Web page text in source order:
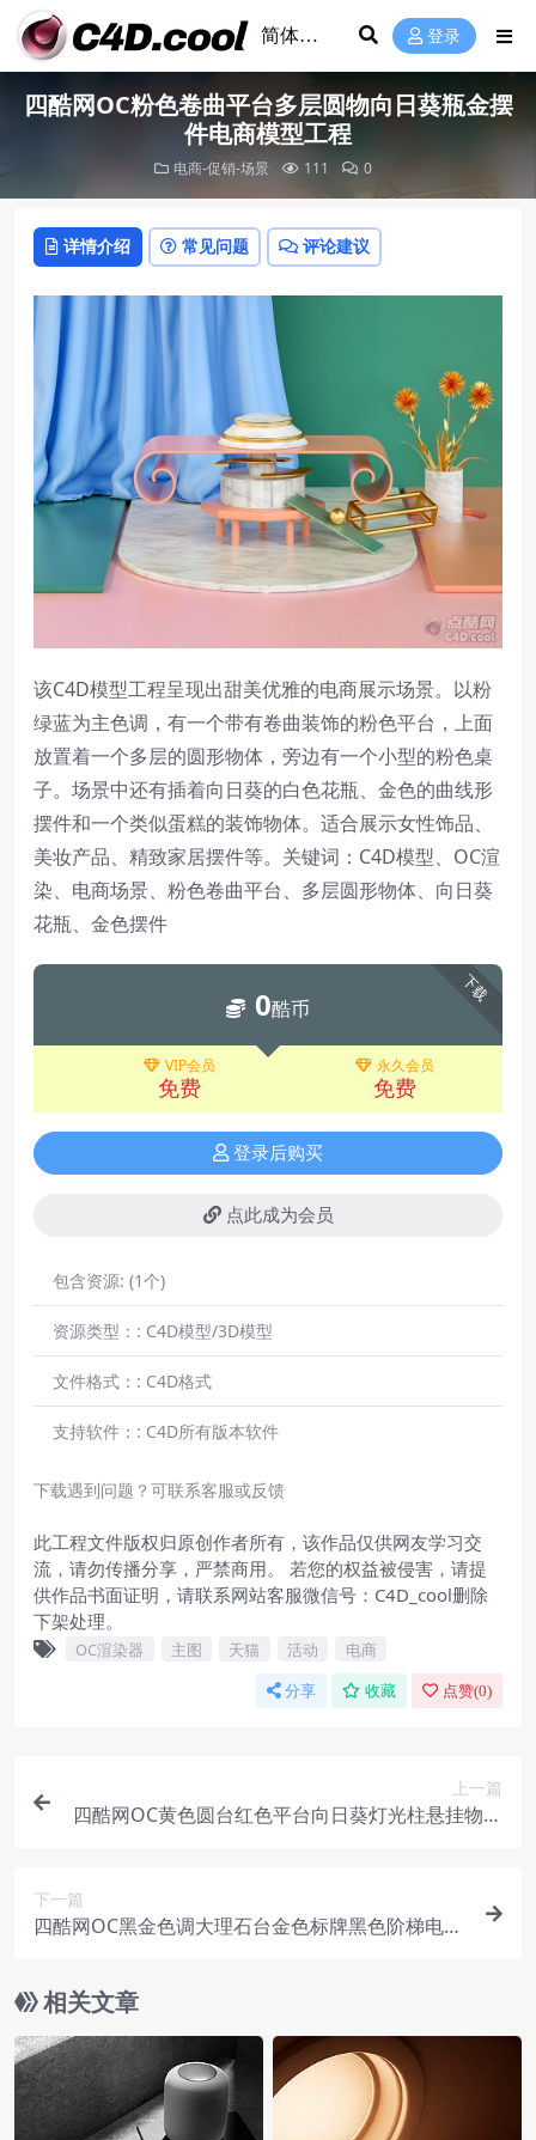
登录
四酷网OC粉色卷曲平台多层圆物向日葵瓶金摆
件电商模型工程
电商-促销-场景 111 0
详情介绍 常见问题 评论建议
该C4D模型工程呈现出甜美优雅的电商展示场景。以粉
绿蓝为主色调，有一个带有卷曲装饰的粉色平台，上面
放置着一个多层的圆形物体，旁边有一个小型的粉色桌
子。场景中还有插着向日葵的白色花瓶、金色的曲线形
摆件和一个类似蛋糕的装饰物体。适合展示女性饰品、
美妆产品、精致家居摆件等。关键词：C4D模型、OC渲
染、电商场景、粉色卷曲平台、多层圆形物体、向日葵
花瓶、金色摆件
下载
0酷币
VIP会员
免费
永久会员
免费
登录后购买
点此成为会员
包含资源: (1个)
资源类型：: C4D模型/3D模型
文件格式：: C4D格式
支持软件：: C4D所有版本软件
下载遇到问题？可联系客服或反馈
此工程文件版权归原创作者所有，该作品仅供网友学习交
流，请勿传播分享，严禁商用。 若您的权益被侵害，请提
供作品书面证明，请联系网站客服微信号：C4D_cool删除
下架处理。
OC渲染器 主图 天猫 活动 电商
分享 收藏 点赞(0)
上一篇
四酷网OC黄色圆台红色平台向日葵灯光柱悬挂物电
下一篇
四酷网OC黑金色调大理石台金色标牌黑色阶梯电商
相关文章